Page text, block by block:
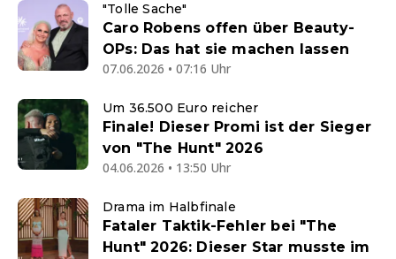
"Tolle Sache"
Caro Robens offen über Beauty-
OPs: Das hat sie machen lassen
07.06.2026 • 07:16 Uhr
Um 36.500 Euro reicher
Finale! Dieser Promi ist der Sieger
von "The Hunt" 2026
04.06.2026 • 13:50 Uhr
Drama im Halbfinale
Fataler Taktik-Fehler bei "The
Hunt" 2026: Dieser Star musste im